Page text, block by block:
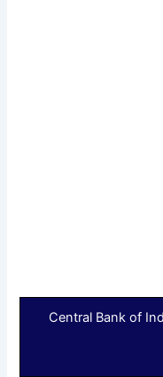
Central Bank of